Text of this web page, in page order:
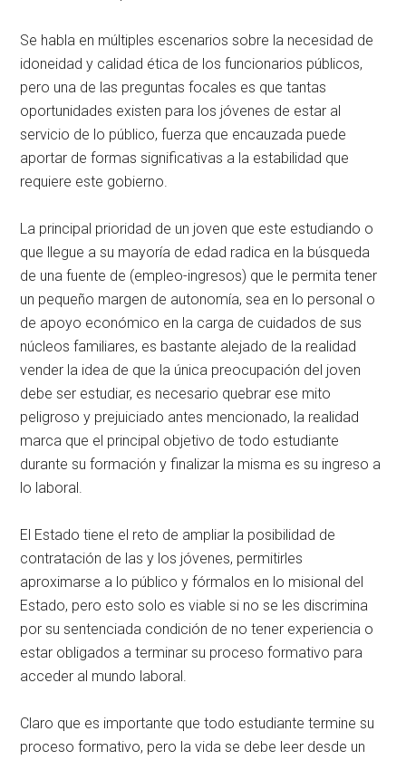
Se habla en múltiples escenarios sobre la necesidad de
idoneidad y calidad ética de los funcionarios públicos,
pero una de las preguntas focales es que tantas
oportunidades existen para los jóvenes de estar al
servicio de lo público, fuerza que encauzada puede
aportar de formas significativas a la estabilidad que
requiere este gobierno.
La principal prioridad de un joven que este estudiando o
que llegue a su mayoría de edad radica en la búsqueda
de una fuente de (empleo-ingresos) que le permita tener
un pequeño margen de autonomía, sea en lo personal o
de apoyo económico en la carga de cuidados de sus
núcleos familiares, es bastante alejado de la realidad
vender la idea de que la única preocupación del joven
debe ser estudiar, es necesario quebrar ese mito
peligroso y prejuiciado antes mencionado, la realidad
marca que el principal objetivo de todo estudiante
durante su formación y finalizar la misma es su ingreso a
lo laboral.
El Estado tiene el reto de ampliar la posibilidad de
contratación de las y los jóvenes, permitirles
aproximarse a lo público y fórmalos en lo misional del
Estado, pero esto solo es viable si no se les discrimina
por su sentenciada condición de no tener experiencia o
estar obligados a terminar su proceso formativo para
acceder al mundo laboral.
Claro que es importante que todo estudiante termine su
proceso formativo, pero la vida se debe leer desde un